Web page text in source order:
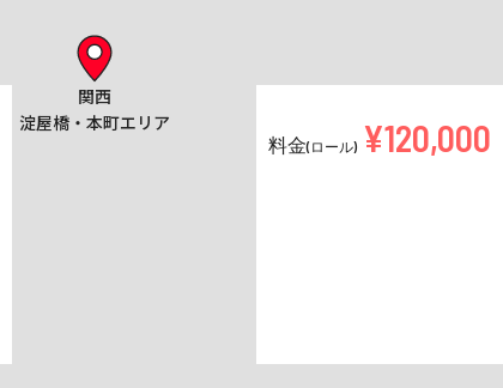
関西
淀屋橋・本町エリア
料金(ロール) ¥120,000